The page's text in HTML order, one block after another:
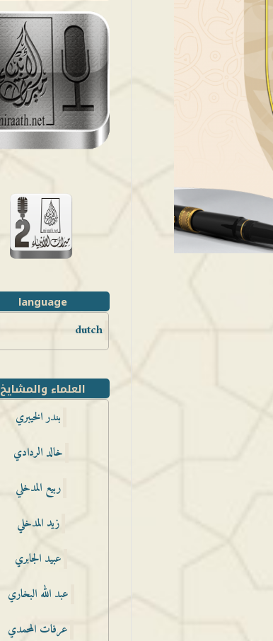
language
dutch
العلماء والمشايخ
بندر الخيبري
خالد الردادي
ربيع المدخلي
زيد المدخلي
عبيد الجابري
عبد الله البخاري
عرفات المحمدي